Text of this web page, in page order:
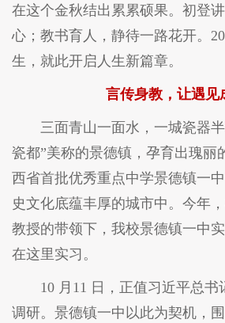
在这个金秋结出累累硕果。初登
心；教书育人，静待一路花开。
生，就此开启人生新篇章。
言传身教，让遇见
三面青山一面水，一城瓷器
瓷都”美称的景德镇，孕育出瑰丽
西省首批优秀重点中学景德镇一
史文化底蕴丰厚的城市中。今年
教授的带领下，我校景德镇一中
在这里实习。
10 月11 日，正值习近平总
调研。景德镇一中以此为契机，